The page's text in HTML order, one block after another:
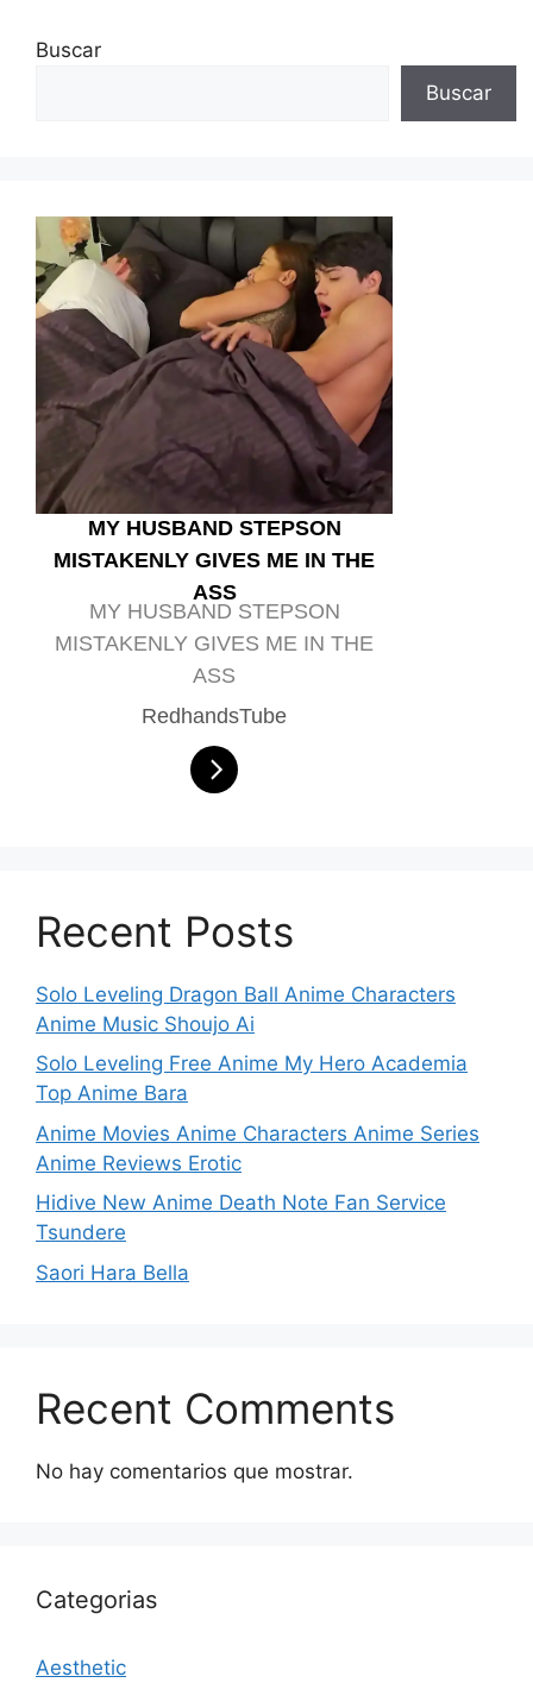
Buscar
Buscar
MY HUSBAND STEPSON
MISTAKENLY GIVES ME IN THE
ASS
MY HUSBAND STEPSON
MISTAKENLY GIVES ME IN THE
ASS
RedhandsTube
Recent Posts
Solo Leveling Dragon Ball Anime Characters
Anime Music Shoujo Ai
Solo Leveling Free Anime My Hero Academia
Top Anime Bara
Anime Movies Anime Characters Anime Series
Anime Reviews Erotic
Hidive New Anime Death Note Fan Service
Tsundere
Saori Hara Bella
Recent Comments
No hay comentarios que mostrar.
Categorias
Aesthetic